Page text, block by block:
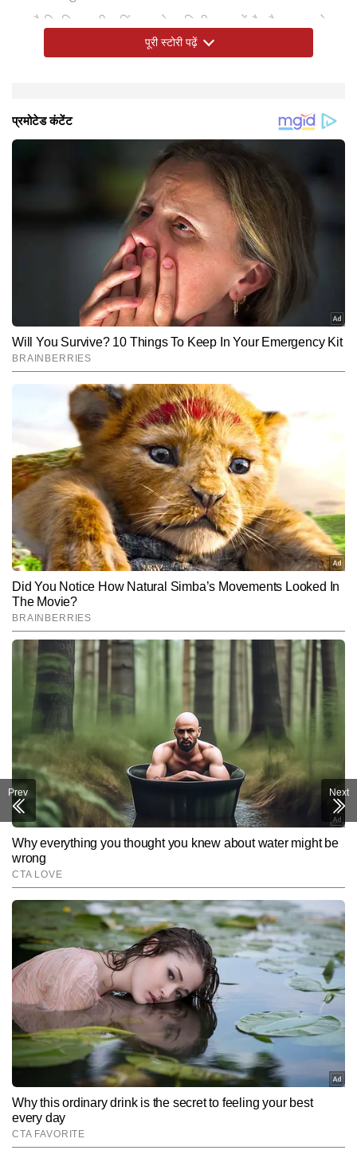
रहा है कि फिल्म की शूटिंग अपने आखिरी चरण में है और आउटडोर
शूट मई के अंत तक पूरा हो सकता है। इसके बाद टीम पोस्ट-
तरह बेहतर तरीके से तैयार करना चाहते हैं। खास तौर पर VFX पर
ज्यादा समय देने की योजना है। अगर सब कुछ प्लान के मुताबिक रहा
तो फिल्म जनवरी 2027 में रिलीज हो सकती है। हालांकि मेकर्स की
तरफ से अभी तक रिलीज डेट बदलने को लेकर कोई आधिकारिक
घोषणा नहीं की गई है।
Hindi NewsEntertainmentBollywood
कुमार सरस AUTHOR
कुमार सरस टाइम्स नाउ नवभारत डिजिटल में एंटरटेनमेंट राइटर के रूप में कार्यरत
हैं। उनकी लेखन शैली सरल, स्पष्ट और रोचक है, जो पाठकों को तुरंत जोड़ लेती
है। कुमार सरस को बॉलीवुड, टीवी और OTT की ट्रेंडिंग खबरों पर काम करने में
खास रुचि है। अब तक उन्होंने 2,500 से अधिक आर्टिकल्स लिखे हैं, जिनमें ब्रेकिंग
न्यूज़, एक्सक्लूसिव अपडेट्स और एंटरटेनमेंट फीचर्स शामिल हैं।
Follow Us:
Subscribe to our daily Newsletter!
पूरी स्टोरी पढ़ें
Prev Next